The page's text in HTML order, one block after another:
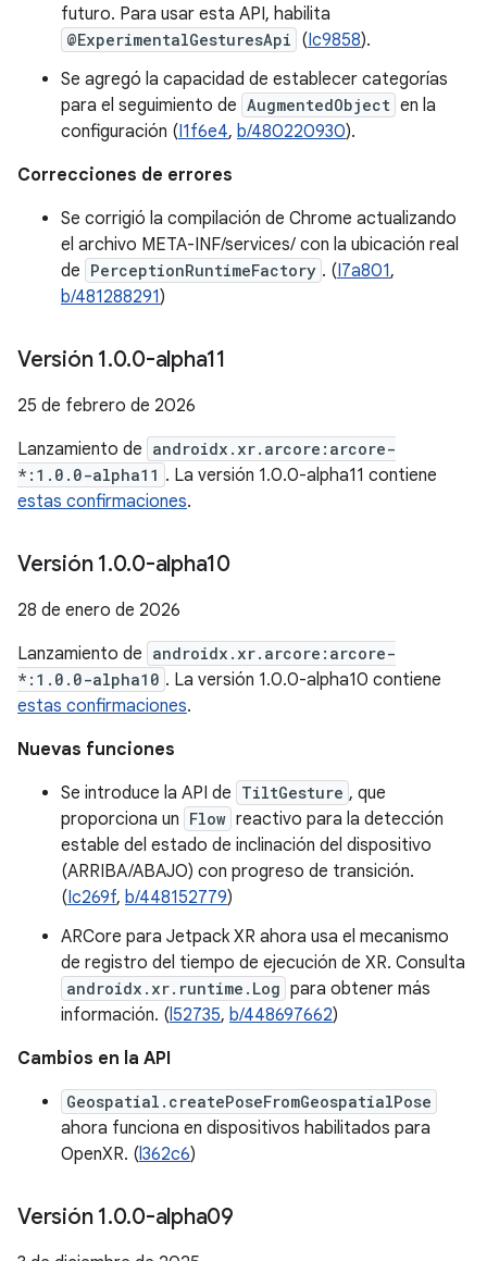
futuro. Para usar esta API, habilita
@ExperimentalGesturesApi (Ic9858).
Se agregó la capacidad de establecer categorías
para el seguimiento de AugmentedObject en la
configuración (I1f6e4, b/480220930).
Correcciones de errores
Se corrigió la compilación de Chrome actualizando
el archivo META-INF/services/ con la ubicación real
de PerceptionRuntimeFactory . (I7a801,
b/481288291)
Versión 1.0.0-alpha11
25 de febrero de 2026
Lanzamiento de androidx.xr.arcore:arcore-
*:1.0.0-alpha11 . La versión 1.0.0-alpha11 contiene
estas confirmaciones.
Versión 1.0.0-alpha10
28 de enero de 2026
Lanzamiento de androidx.xr.arcore:arcore-
*:1.0.0-alpha10 . La versión 1.0.0-alpha10 contiene
estas confirmaciones.
Nuevas funciones
Se introduce la API de TiltGesture , que
proporciona un Flow reactivo para la detección
estable del estado de inclinación del dispositivo
(ARRIBA/ABAJO) con progreso de transición.
(Ic269f, b/448152779)
ARCore para Jetpack XR ahora usa el mecanismo
de registro del tiempo de ejecución de XR. Consulta
androidx.xr.runtime.Log para obtener más
información. (l52735, b/448697662)
Cambios en la API
Geospatial.createPoseFromGeospatialPose
ahora funciona en dispositivos habilitados para
OpenXR. (l362c6)
Versión 1.0.0-alpha09